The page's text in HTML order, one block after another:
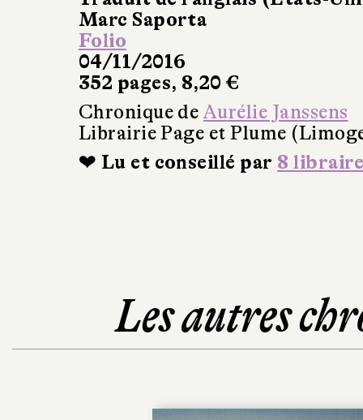
Marc Saporta
Folio
04/11/2016
352 pages, 8,20 €
Chronique de Aurélie Janssens
Librairie Page et Plume
❤ Lu et conseillé par 8
Les autres